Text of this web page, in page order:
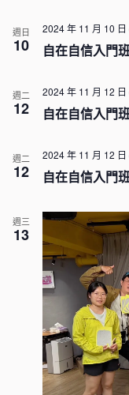
週日
10 自在自信入門
2024 年 11 月 10 日
週二
12 自在自信入門
2024 年 11 月 12 日
週二
12 自在自信入門
2024 年 11 月 12 日
週三
13